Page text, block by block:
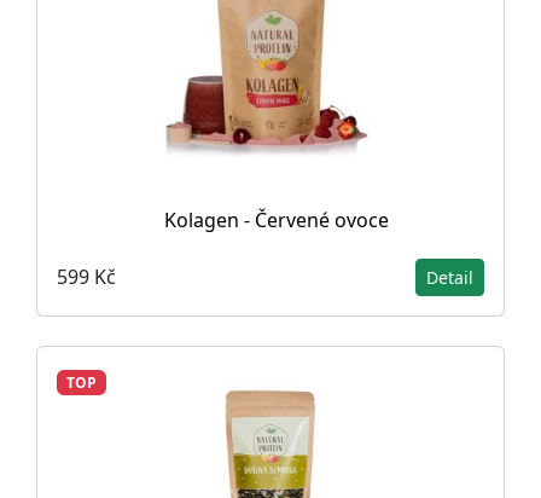
Kolagen - Červené ovoce
599 Kč Detail
TOP